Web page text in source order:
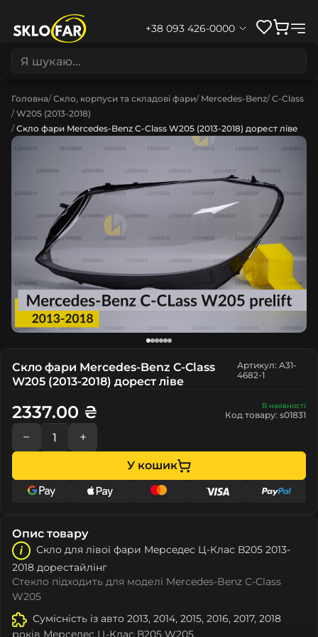
+38 093 426-0000
Головна Скло, корпуси та складові фари Mercedes-Benz C-Class
W205 (2013-2018)
Скло фари Mercedes-Benz C-Class W205 (2013-2018) дорест ліве
Скло фари Mercedes-Benz C-Class
W205 (2013-2018) дорест ліве
Артикул: A31-
4682-1
В наявності
Код товару: s01831
2337.00 ₴
− +
У кошик
Опис товару
Скло для лівої фари Мeрceдec Ц-Клас В205 2013-
2018 дорестайлінг
Стекло підходить для моделі Mercedes-Benz C-Class
W205
Сумісність із авто 2013, 2014, 2015, 2016, 2017, 2018
років Мeрceдec Ц-Клас В205 W205.